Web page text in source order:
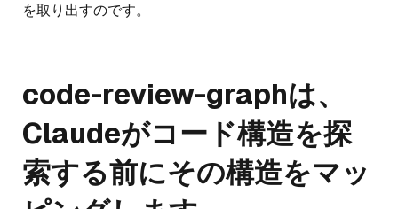
を取り出すのです。
code-review-graphは、
Claudeがコード構造を探
索する前にその構造をマッ